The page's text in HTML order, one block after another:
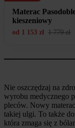
Materac
kieszeniowy
od 1 153 zł 1 779zł
Nie oszczędzaj na
wyrobu medycznego
pleców. Nowy
takiej ulgi. To także
która zmaga się z